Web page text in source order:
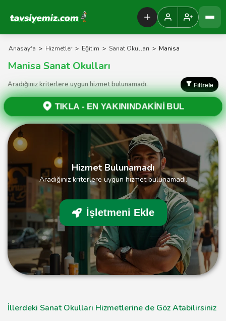
Tavsiyemiz Anasayfa
Anasayfa > Hizmetler > Eğitim > Sanat Okulları > Manisa
Manisa Sanat Okulları
Aradığınız kriterlere uygun hizmet bulunamadı. Filtrele
TIKLA -EN YAKININDAKİNİ BUL
Hizmet Bulunamadı
Aradığınız kriterlere uygun hizmet bulunamadı.
İşletmeni Ekle
İllerdeki Sanat Okulları Hizmetlerine de Göz Atabilirsiniz